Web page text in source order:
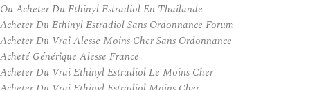
Ou Acheter Du Ethinyl Estradiol En Thailande
Acheter Du Ethinyl Estradiol Sans Ordonnance Forum
Acheter Du Vrai Alesse Moins Cher Sans Ordonnance
Acheté Générique Alesse France
Acheter Du Vrai Ethinyl Estradiol Le Moins Cher